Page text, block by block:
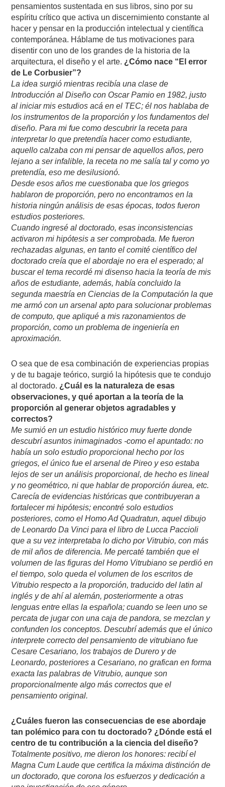
pensamientos sustentada en sus libros, sino por su
espíritu crítico que activa un discernimiento constante al
hacer y pensar en la producción intelectual y científica
contemporánea. Háblame de tus motivaciones para
disentir con uno de los grandes de la historia de la
arquitectura, el diseño y el arte. ¿Cómo nace “El error
de Le Corbusier”?
La idea surgió mientras recibía una clase de
Introducción al Diseño con Oscar Pamio en 1982, justo
al iniciar mis estudios acá en el TEC; él nos hablaba de
los instrumentos de la proporción y los fundamentos del
diseño. Para mi fue como descubrir la receta para
interpretar lo que pretendía hacer como estudiante,
aquello calzaba con mi pensar de aquellos años, pero
lejano a ser infalible, la receta no me salía tal y como yo
pretendía, eso me desilusionó.
Desde esos años me cuestionaba que los griegos
hablaron de proporción, pero no encontramos en la
historia ningún análisis de esas épocas, todos fueron
estudios posteriores.
Cuando ingresé al doctorado, esas inconsistencias
activaron mi hipótesis a ser comprobada. Me fueron
rechazadas algunas, en tanto el comité científico del
doctorado creía que el abordaje no era el esperado; al
buscar el tema recordé mi disenso hacia la teoría de mis
años de estudiante, además, había concluido la
segunda maestría en Ciencias de la Computación la que
me armó con un arsenal apto para solucionar problemas
de computo, que apliqué a mis razonamientos de
proporción, como un problema de ingeniería en
aproximación.
O sea que de esa combinación de experiencias propias
y de tu bagaje teórico, surgió la hipótesis que te condujo
al doctorado. ¿Cuál es la naturaleza de esas
observaciones, y qué aportan a la teoría de la
proporción al generar objetos agradables y
correctos?
Me sumió en un estudio histórico muy fuerte donde
descubrí asuntos inimaginados -como el apuntado: no
había un solo estudio proporcional hecho por los
griegos, el único fue el arsenal de Pireo y eso estaba
lejos de ser un análisis proporcional, de hecho es lineal
y no geométrico, ni que hablar de proporción áurea, etc.
Carecía de evidencias históricas que contribuyeran a
fortalecer mi hipótesis; encontré solo estudios
posteriores, como el Homo Ad Quadratun, aquel dibujo
de Leonardo Da Vinci para el libro de Lucca Paccioli
que a su vez interpretaba lo dicho por Vitrubio, con más
de mil años de diferencia. Me percaté también que el
volumen de las figuras del Homo Vitrubiano se perdió en
el tiempo, solo queda el volumen de los escritos de
Vitrubio respecto a la proporción, traducido del latin al
inglés y de ahí al alemán, posteriormente a otras
lenguas entre ellas la española; cuando se leen uno se
percata de jugar con una caja de pandora, se mezclan y
confunden los conceptos. Descubrí además que el único
interprete correcto del pensamiento de vitrubiano fue
Cesare Cesariano, los trabajos de Durero y de
Leonardo, posteriores a Cesariano, no grafican en forma
exacta las palabras de Vitrubio, aunque son
proporcionalmente algo más correctos que el
pensamiento original.
¿Cuáles fueron las consecuencias de ese abordaje
tan polémico para con tu doctorado? ¿Dónde está el
centro de tu contribución a la ciencia del diseño?
Totalmente positivo, me dieron los honores: recibí el
Magna Cum Laude que certifica la máxima distinción de
un doctorado, que corona los esfuerzos y dedicación a